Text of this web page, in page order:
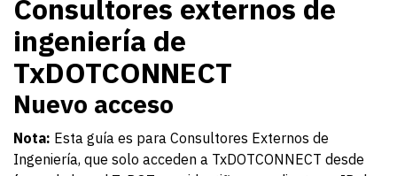
Consultores externos de
ingeniería de
TxDOTCONNECT
Nuevo acceso
Nota: Esta guía es para Consultores Externos de
Ingeniería, que solo acceden a TxDOTCONNECT desde